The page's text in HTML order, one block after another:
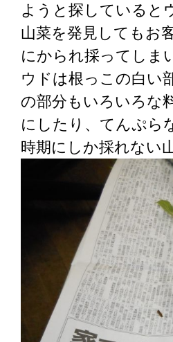
ようと探していると
山菜を発見してもお
にかられ採ってしま
ウドは根っこの白い
の部分もいろいろな
にしたり、てんぷら
時期にしか採れない